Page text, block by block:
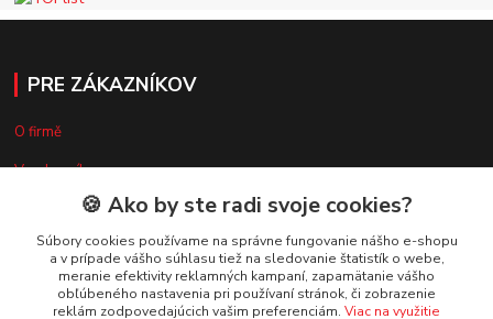
PRE ZÁKAZNÍKOV
O firmě
Vzorkovník
VŠETKO O NÁKUPE
Doprava a platba
🍪 Ako by ste radi svoje cookies?
Súbory cookies používame na správne fungovanie nášho e-shopu
a v prípade vášho súhlasu tiež na sledovanie štatistík o webe,
meranie efektivity reklamných kampaní, zapamätanie vášho
obľúbeného nastavenia pri používaní stránok, či zobrazenie
reklám zodpovedajúcich vašim preferenciám. Viac na využitie